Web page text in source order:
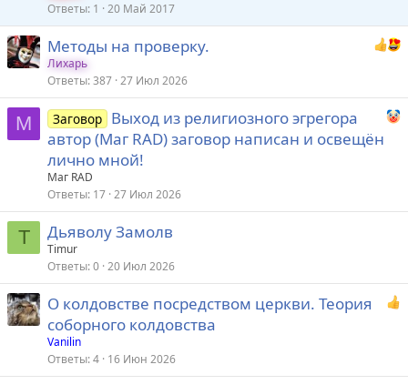
р
е
Ответы 1 20 Май 2017
Методы на проверку.
Лихарь
Ответы 387 27 Июл 2026
М Заговор Выход из религиозного эгрегора
автор (Маг RAD) заговор написан и освещён
лично мной!
Маг RAD
Ответы 17 27 Июл 2026
Т Дьяволу Замолв
Тimur
Ответы 0 20 Июл 2026
О колдовстве посредством церкви. Теория
соборного колдовства
Vanilin
Ответы 4 16 Июн 2026